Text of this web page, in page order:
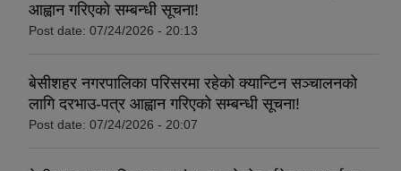
आह्वान गरिएको सम्बन्धी सूचना!
Post date: 07/24/2026 - 20:13
बेसीशहर नगरपालिका परिसरमा रहेको क्यान्टिन सञ्चालनको
लागि दरभाउ-पत्र आह्वान गरिएको सम्बन्धी सूचना!
Post date: 07/24/2026 - 20:07